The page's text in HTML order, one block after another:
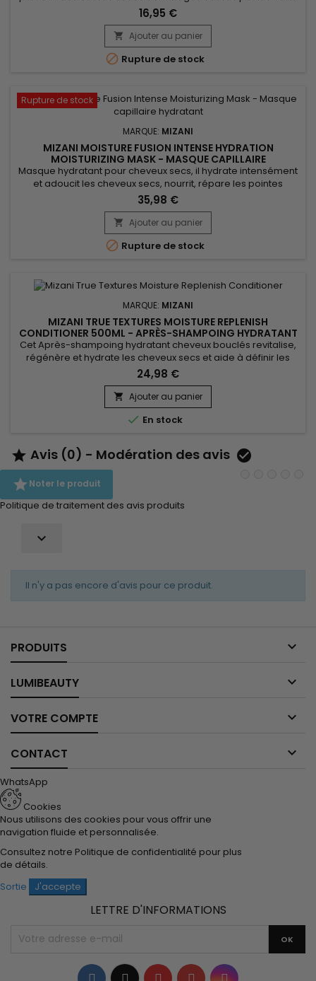
thermiques, contrôle les frisottis et lisse les mèches. Mizani
Styling Thermastrength Heat-protecting Serum renforce la
barrière de ciment intercellulaire, nourrit, pénètre la fibre
capillaire pour réparer en profondeur.&nbsp; Enrichi en...
16,95 €
 Ajouter au panier
 Rupture de stock
Rupture de stock
MARQUE: MIZANI
MIZANI MOISTURE FUSION INTENSE HYDRATION
MOISTURIZING MASK - MASQUE CAPILLAIRE
INTENSÉMENT HYDRATANT
Masque hydratant pour cheveux secs, il hydrate intensément
et adoucit les cheveux secs, nourrit, répare les pointes
abîmées et apporte brillance. Enrichi en beurre de Cupuaçu,
Mizani Moisture Fusion Intense Moisturizing Mask offre une
hydratation intense, laissant les cheveux doux et souples.
L'huile d'Argan, riche en acides gras essentiels et en...
35,98 €
 Ajouter au panier
 Rupture de stock
MARQUE: MIZANI
MIZANI TRUE TEXTURES MOISTURE REPLENISH
CONDITIONER 500ML - APRÈS-SHAMPOING HYDRATANT
Cet Après-shampoing hydratant cheveux bouclés revitalise,
régénère et hydrate les cheveux secs et aide à définir les
boucles. Mizani True Textures Moisture Replenish Conditioner.
Sans sulfates, sans silicones, sans parabène Mizani True
Textures Moisture Replenish Conditioner hydrate
efficacement les cheveux fragiles et secs, réduit les pointes
fourchues...
24,98 €
 Ajouter au panier
 En stock
 Avis (0) - Modération des avis 
Noter le produit
Politique de traitement des avis produits

Il n'y a pas encore d'avis pour ce produit.
PRODUITS 
LUMIBEAUTY 
VOTRE COMPTE 
CONTACT 
WhatsApp
Cookies
Nous utilisons des cookies pour vous offrir une
navigation fluide et personnalisée.
Consultez notre Politique de confidentialité pour plus
de détails.
Sortie
J'accepte
LETTRE D'INFORMATIONS
Facebook
TwitterYouTubePinterestInstagram